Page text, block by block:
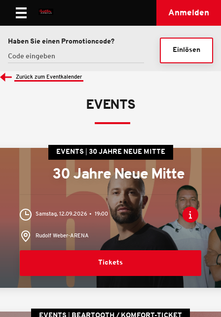
Anmelden
Haben Sie einen Promotioncode?
Einlösen
Zurück zum Eventkalender
EVENTS
EVENTS 30 JAHRE NEUE MITTE
30 Jahre Neue Mitte
Samstag, 12.09.2026 19:00
Rudolf Weber-ARENA
Tickets